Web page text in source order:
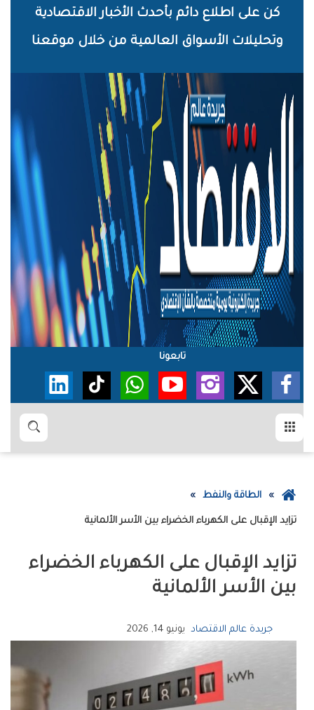
الرئيسي
كن على اطلاع دائم بأحدث الأخبار الاقتصادية
وتحليلات الأسواق العالمية من خلال موقعنا
تابعونا
بحث
عودة
الرئيسية
الطاقة والنفط
تزايد الإقبال على الكهرباء الخضراء بين الأسر الألمانية
تزايد الإقبال على الكهرباء الخضراء
بين الأسر الألمانية
جريدة عالم الاقتصاد يونيو 14, 2026